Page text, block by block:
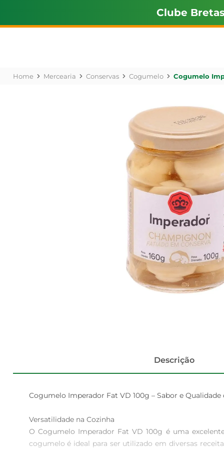
Clube Bretas
Mercearia Conservas Cogumelo Cogumelo
Descrição
Cogumelo Imperador Fat VD 100g – Sabor e Qualidade
Versatilidade na Cozinha
O Cogumelo Imperador Fat VD 100g é uma
cogumelo é ideal para ser utilizado em diversas